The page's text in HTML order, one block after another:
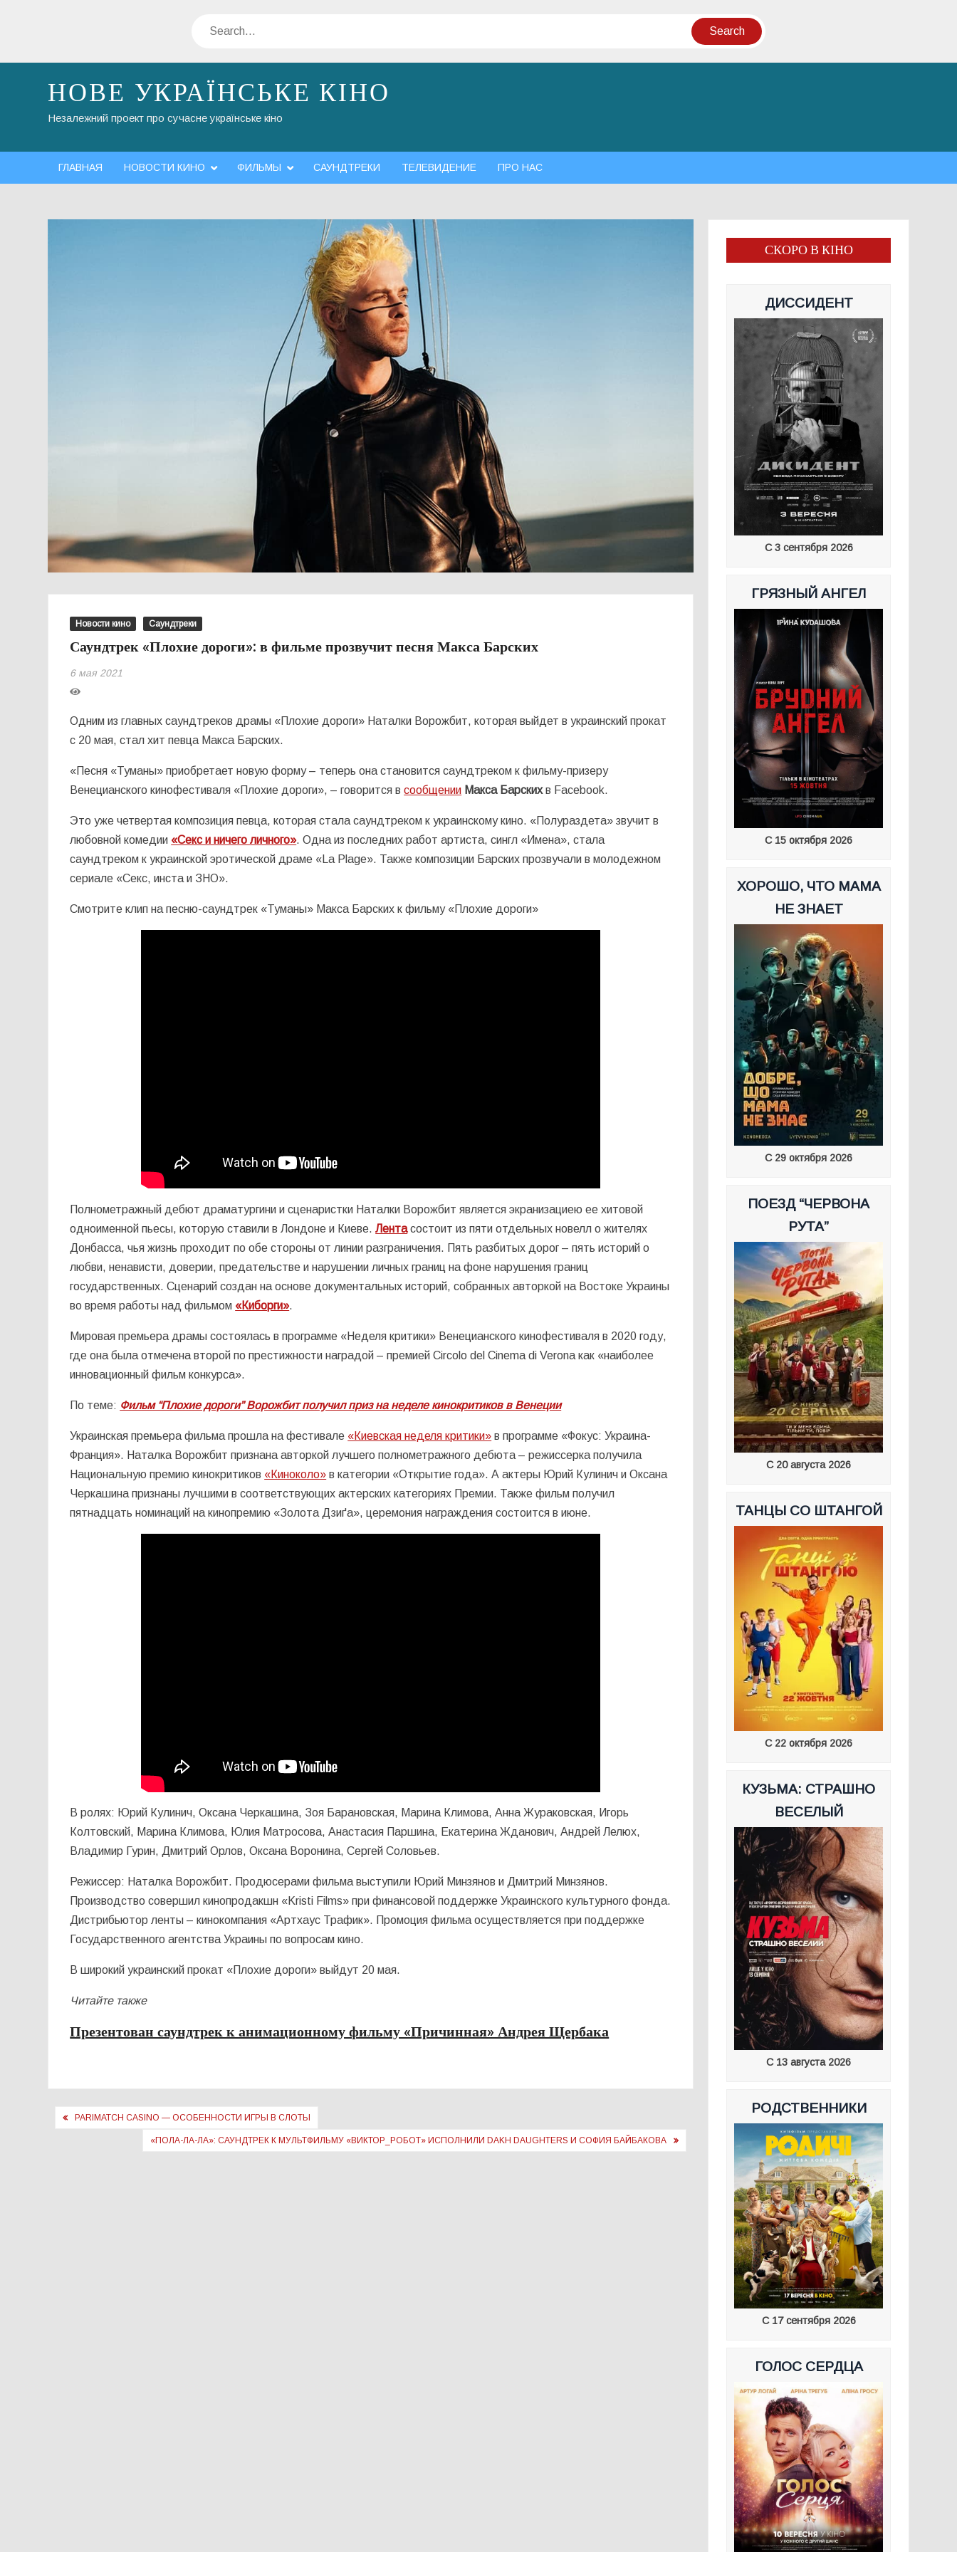
Search
НОВЕ УКРАЇНСЬКЕ КІНО
Незалежний проект про сучасне українське кіно
ГЛАВНАЯ НОВОСТИ КИНО ФИЛЬМЫ САУНДТРЕКИ ТЕЛЕВИДЕНИЕ ПРО НАС
Новости кино Саундтреки
Саундтрек «Плохие дороги»: в фильме прозвучит песня Макса Барских
6 мая 2021
Одним из главных саундтреков драмы «Плохие дороги» Наталки Ворожбит, которая выйдет в украинский прокат
с 20 мая, стал хит певца Макса Барских.
«Песня «Туманы» приобретает новую форму – теперь она становится саундтреком к фильму-призеру
Венецианского кинофестиваля «Плохие дороги», – говорится всообщении Макса Барскихв Facebook.
Это уже четвертая композиция певца, которая стала саундтреком к украинскому кино. «Полураздета» звучит в
любовной комедии «Секс и ничего личного». Одна из последних работ артиста, сингл «Имена», стала
саундтреком к украинской эротической драме «La Plage». Также композиции Барских прозвучали в молодежном
сериале «Секс, инста и ЗНО».
Смотрите клип на песню-саундтрек «Туманы» Макса Барских к фильму «Плохие дороги»
Полнометражный дебют драматургини и сценаристки Наталки Ворожбит является экранизациею ее хитовой
одноименной пьесы, которую ставили в Лондоне и Киеве.Лентасостоит из пяти отдельных новелл о жителях
Донбасса, чья жизнь проходит по обе стороны от линии разграничения. Пять разбитых дорог – пять историй о
любви, ненависти, доверии, предательстве и нарушении личных границ на фоне нарушения границ
государственных. Сценарий создан на основе документальных историй, собранных авторкой на Востоке Украины
во время работы над фильмом «Киборги».
Мировая премьера драмы состоялась в программе «Неделя критики» Венецианского кинофестиваля в 2020 году,
где она была отмечена второй по престижности наградой – премией Circolo del Cinema di Verona как «наиболее
инновационный фильм конкурса».
По теме: Фильм “Плохие дороги” Ворожбит получил приз на неделе кинокритиков в Венеции
Украинская премьера фильма прошла на фестивале «Киевская неделя критики» в программе «Фокус: Украина-
Франция». Наталка Ворожбит признана авторкой лучшего полнометражного дебюта – режиссерка получила
Национальную премию кинокритиков «Киноколо» в категории «Открытие года». А актеры Юрий Кулинич и Оксана
Черкашина признаны лучшими в соответствующих актерских категориях Премии. Также фильм получил
пятнадцать номинаций на кинопремию «Золота Дзиґа», церемония награждения состоится в июне.
В ролях: Юрий Кулинич, Оксана Черкашина, Зоя Барановская, Марина Климова, Анна Жураковская, Игорь
Колтовский, Марина Климова, Юлия Матросова, Анастасия Паршина, Екатерина Жданович, Андрей Лелюх,
Владимир Гурин, Дмитрий Орлов, Оксана Воронина, Сергей Соловьев.
Режиссер: Наталка Ворожбит. Продюсерами фильма выступили Юрий Минзянов и Дмитрий Минзянов.
Производство совершил кинопродакшн «Kristi Films» при финансовой поддержке Украинского культурного фонда.
Дистрибьютор ленты – кинокомпания «Артхаус Трафик». Промоция фильма осуществляется при поддержке
Государственного агентства Украины по вопросам кино.
В широкий украинский прокат «Плохие дороги» выйдут 20 мая.
Читайте также
Презентован саундтрек к анимационному фильму «Причинная» Андрея Щербака
Навигация
PARIMATCH CASINO — ОСОБЕННОСТИ ИГРЫ В СЛОТЫ
«ПОЛА-ЛА-ЛА»: САУНДТРЕК К МУЛЬТФИЛЬМУ «ВИКТОР_РОБОТ» ИСПОЛНИЛИ DAKH DAUGHTERS И СОФИЯ БАЙБАКОВА
СКОРО В КІНО
ДИССИДЕНТ
С 3 сентября 2026
ГРЯЗНЫЙ АНГЕЛ
С 15 октября 2026
ХОРОШО, ЧТО МАМА
НЕ ЗНАЕТ
С 29 октября 2026
ПОЕЗД “ЧЕРВОНА
РУТА”
С 20 августа 2026
ТАНЦЫ СО ШТАНГОЙ
С 22 октября 2026
КУЗЬМА: СТРАШНО
ВЕСЕЛЫЙ
С 13 августа 2026
РОДСТВЕННИКИ
С 17 сентября 2026
ГОЛОС СЕРДЦА